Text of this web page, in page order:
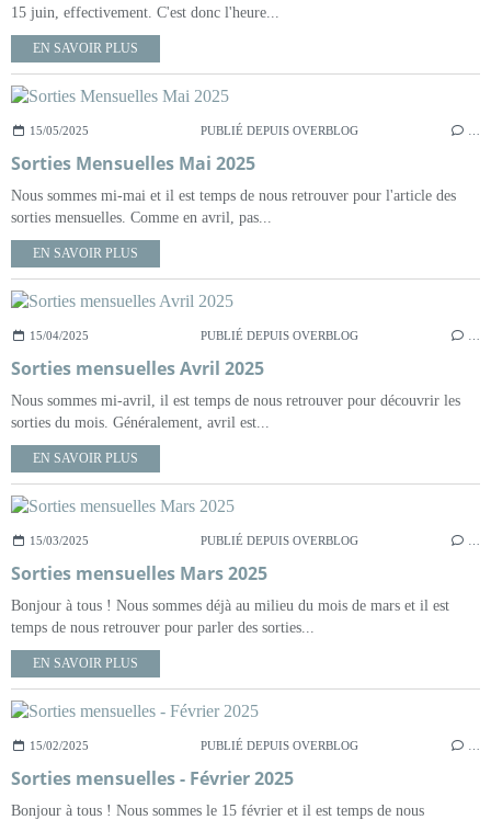
15 juin, effectivement. C'est donc l'heure...
EN SAVOIR PLUS
15/05/2025 PUBLIÉ DEPUIS OVERBLOG
Sorties Mensuelles Mai 2025
Nous sommes mi-mai et il est temps de nous retrouver pour l'article des
sorties mensuelles. Comme en avril, pas...
EN SAVOIR PLUS
15/04/2025 PUBLIÉ DEPUIS OVERBLOG
Sorties mensuelles Avril 2025
Nous sommes mi-avril, il est temps de nous retrouver pour découvrir les
sorties du mois. Généralement, avril est...
EN SAVOIR PLUS
15/03/2025 PUBLIÉ DEPUIS OVERBLOG
Sorties mensuelles Mars 2025
Bonjour à tous ! Nous sommes déjà au milieu du mois de mars et il est
temps de nous retrouver pour parler des sorties...
EN SAVOIR PLUS
15/02/2025 PUBLIÉ DEPUIS OVERBLOG
Sorties mensuelles - Février 2025
Bonjour à tous ! Nous sommes le 15 février et il est temps de nous